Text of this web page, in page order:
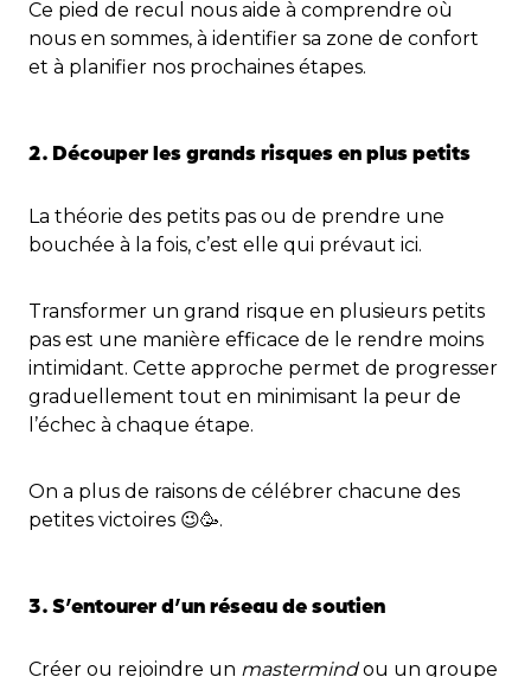
Ce pied de recul nous aide à comprendre où
nous en sommes, à identifier sa zone de confort
et à planifier nos prochaines étapes.
2. Découper les grands risques en plus petits
La théorie des petits pas ou de prendre une
bouchée à la fois, c’est elle qui prévaut ici.
Transformer un grand risque en plusieurs petits
pas est une manière efficace de le rendre moins
intimidant. Cette approche permet de progresser
graduellement tout en minimisant la peur de
l’échec à chaque étape.
On a plus de raisons de célébrer chacune des
petites victoires 😉🥳.
3. S’entourer d’un réseau de soutien
Créer ou rejoindre un mastermindou un groupe